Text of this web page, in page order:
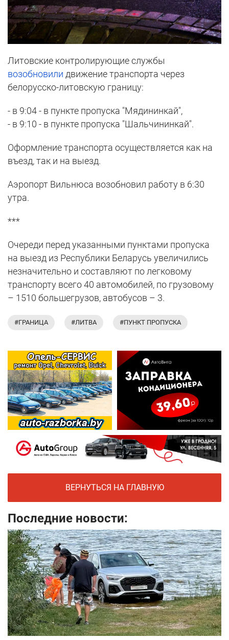
Литовские контролирующие службы
возобновили движение транспорта через
белорусско-литовскую границу:
- в 9:04 - в пункте пропуска "Мядининкай",
- в 9:10 - в пункте пропуска "Шальчининкай".
Оформление транспорта осуществляется как на
въезд, так и на выезд.
Аэропорт Вильнюса возобновил работу в 6:30
утра.
***
Очереди перед указанными пунктами пропуска
на выезд из Республики Беларусь увеличились
незначительно и составляют по легковому
транспорту всего 40 автомобилей, по грузовому
– 1510 большегрузов, автобусов – 3.
#ГРАНИЦА #ЛИТВА #ПУНКТ ПРОПУСКА
ВЕРНУТЬСЯ НА ГЛАВНУЮ
Последние новости: